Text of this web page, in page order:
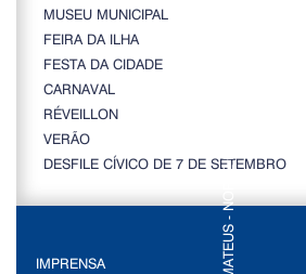
MUSEU MUNICIPAL
FEIRA DA ILHA
FESTA DA CIDADE
CARNAVAL
RÉVEILLON
VERÃO
DESFILE CÍVICO DE 7 DE SETEMBRO
IMPRENSA